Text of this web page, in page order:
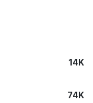
14K
74K